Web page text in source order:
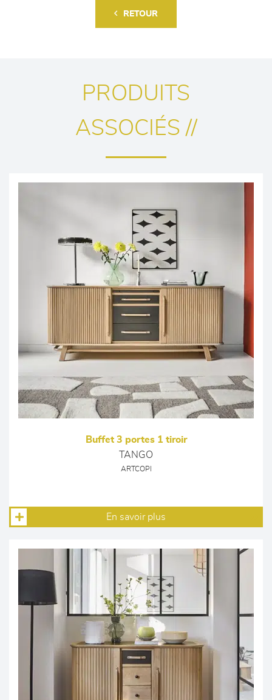
RETOUR
PRODUITS
ASSOCIÉS //
Buffet 3 portes 1 tiroir
TANGO
ARTCOPI
En savoir plus